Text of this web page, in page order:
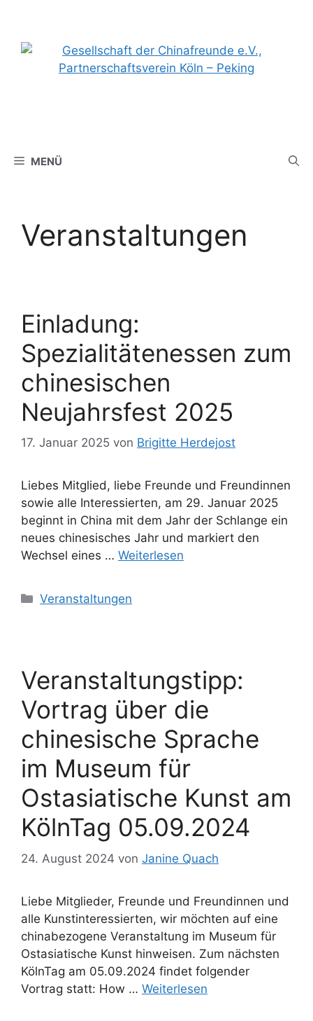
springen
MENÜ
Veranstaltungen
Einladung:
Spezialitätenessen zum
chinesischen
Neujahrsfest 2025
17. Januar 2025 von Brigitte Herdejost
Liebes Mitglied, liebe Freunde und Freundinnen
sowie alle Interessierten, am 29. Januar 2025
beginnt in China mit dem Jahr der Schlange ein
neues chinesisches Jahr und markiert den
Wechsel eines … Weiterlesen
Kategorien
Veranstaltungen
Veranstaltungstipp:
Vortrag über die
chinesische Sprache
im Museum für
Ostasiatische Kunst am
KölnTag 05.09.2024
24. August 2024 von Janine Quach
Liebe Mitglieder, Freunde und Freundinnen und
alle Kunstinteressierten, wir möchten auf eine
chinabezogene Veranstaltung im Museum für
Ostasiatische Kunst hinweisen. Zum nächsten
KölnTag am 05.09.2024 findet folgender
Vortrag statt: How … Weiterlesen